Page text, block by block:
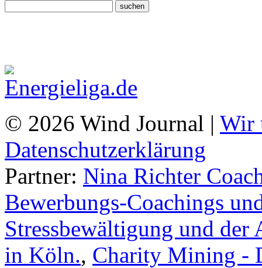
© 2026 Wind Journal | Wir
Datenschutzerklärung
Partner: Nina Richter
Bewerbungs-Coachings
Stressbewältigung und
in Köln., Charity Mining -